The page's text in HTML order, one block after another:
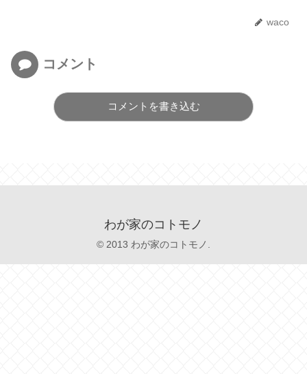
waco
コメント
コメントを書き込む
わが家のコトモノ
© 2013 わが家のコトモノ.